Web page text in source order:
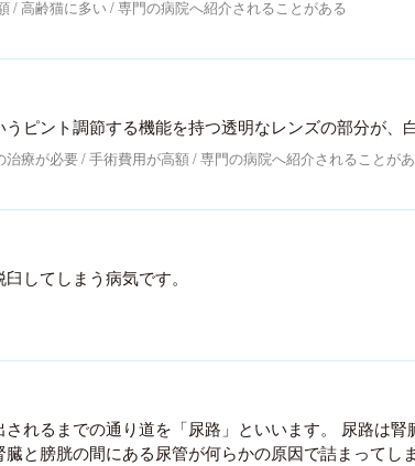
高齢猫に多い 専門の病院へ紹介されることがある
ピント調節する機能を持つ透明なレンズの部分が、
治療が必要 手術費用が高額 専門の病院へ紹介されることが
してしまう病気です。
れるまでの通り道を「尿路」といいます。 尿路は腎
と膀胱の間にある尿管が何らかの原因で詰まってし